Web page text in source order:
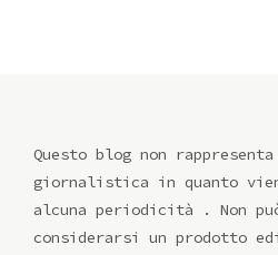
Questo blog non
giornalistica in quanto
alcuna periodicità . Non
considerarsi un prodotto